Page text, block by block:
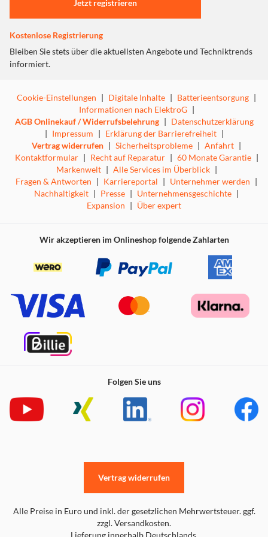
geneigt, hochwertig lackiert oder furniert, treffen auf den
Werkstoff Aluminium.
Die leichte Neigung des Gehäuses und der neue
wie die van-den-Hul-Innenverkabelung sorgen für beste
Klangwiedergabe, Bi-Wiring-Terminals lassen auch Kabel-
oder Verstärkerseitige Upgrades zu.
Optimierte Lautsprecherchassis bilden energiereiche
Transienten noch besser ab. Im 12 Liter fassenden
Gehäuse werden die Tief-/Mitteltonchassis des größten
Standlautsprechers der VELA-Serie, der VELA FS 409.2
eingesetzt. Ein Konzept, das sich perfekt für größere
Räume mit wenig Stellplatz für Lautsprecher eignet und
Die VELA BS 404.2 vervollständigt das Line-up der VELA-
kompakt gebauter Lautsprecher.
Jetzt registrieren
Kostenlose Registrierung
Bleiben Sie stets über die aktuellsten Angebote und Techniktrends
informiert.
Cookie-Einstellungen | Digitale Inhalte | Batterieentsorgung |
Informationen nach ElektroG |
AGB Onlinekauf / Widerrufsbelehrung | Datenschutzerklärung
| Impressum | Erklärung der Barrierefreiheit |
Vertrag widerrufen | Sicherheitsprobleme | Anfahrt |
Kontaktformular | Recht auf Reparatur | 60 Monate Garantie |
Markenwelt | Alle Services im Überblick |
Fragen & Antworten | Karriereportal | Unternehmer werden |
Nachhaltigkeit | Presse | Unternehmensgeschichte |
Expansion | Über expert
Wir akzeptieren im Onlineshop folgende Zahlarten
Folgen Sie uns
Alle Preise in Euro und inkl. der gesetzlichen Mehrwertsteuer. ggf.
zzgl. Versandkosten.
Lieferung innerhalb Deutschlands.
Vertrag widerrufen